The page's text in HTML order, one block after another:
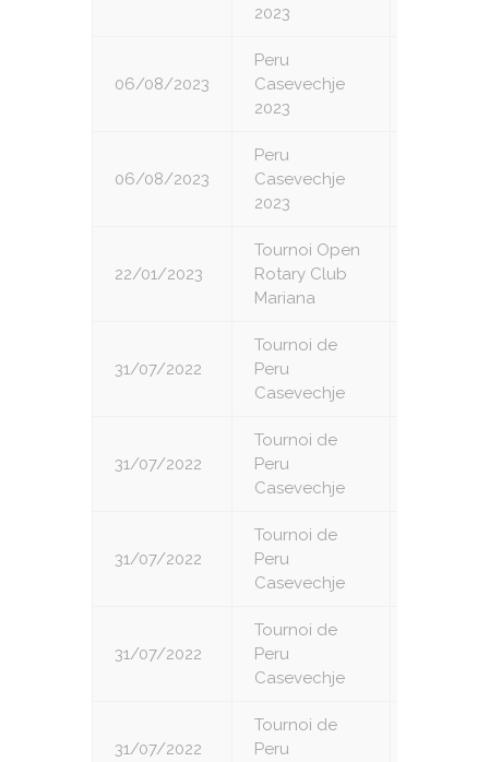
2023
06/08/2023
Peru
Casevechje
2023
06/08/2023
Peru
Casevechje
2023
22/01/2023
Tournoi Open
Rotary Club
Mariana
31/07/2022
Tournoi de
Peru
Casevechje
31/07/2022
Tournoi de
Peru
Casevechje
31/07/2022
Tournoi de
Peru
Casevechje
31/07/2022
Tournoi de
Peru
Casevechje
31/07/2022
Tournoi de
Peru